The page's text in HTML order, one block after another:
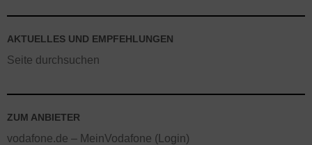
AKTUELLES UND EMPFEHLUNGEN
Seite durchsuchen
ZUM ANBIETER
vodafone.de – MeinVodafone (Login)